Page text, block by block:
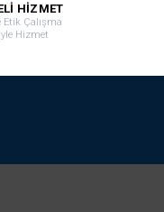
HİZMET
Etik Çalışma
Hizmet